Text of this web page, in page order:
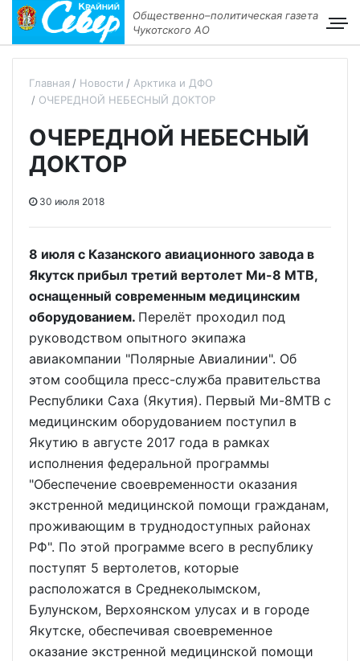
Общественно–политическая газета
Чукотского АО
Главная Новости
Арктика и ДФО
ОЧЕРЕДНОЙ НЕБЕСНЫЙ ДОКТОР
ОЧЕРЕДНОЙ НЕБЕСНЫЙ
ДОКТОР
30 июля 2018
8 июля с Казанского авиационного завода в
Якутск прибыл третий вертолет Ми-8 МТВ,
оснащенный современным медицинским
оборудованием. Перелёт проходил под
руководством опытного экипажа
авиакомпании "Полярные Авиалинии". Об
этом сообщила пресс-служба правительства
Республики Саха (Якутия). Первый Ми-8МТВ с
медицинским оборудованием поступил в
Якутию в августе 2017 года в рамках
исполнения федеральной программы
"Обеспечение своевременности оказания
экстренной медицинской помощи гражданам,
проживающим в труднодоступных районах
РФ". По этой программе всего в республику
поступят 5 вертолетов, которые
расположатся в Среднеколымском,
Булунском, Верхоянском улусах и в городе
Якутске, обеспечивая своевременное
оказание экстренной медицинской помощи